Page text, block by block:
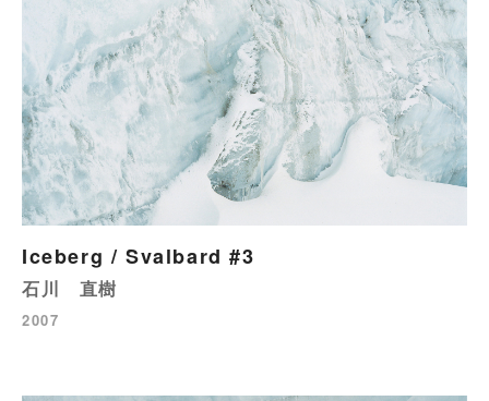
Iceberg / Svalbard #3
石川 直樹
2007